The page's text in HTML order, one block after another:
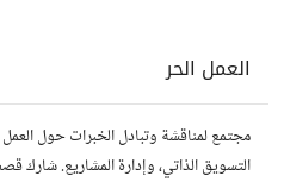
العمل الحر
مجتمع لمناقشة وتبادل الخبرات حول
التسويق الذاتي، وإدارة المشاريع.